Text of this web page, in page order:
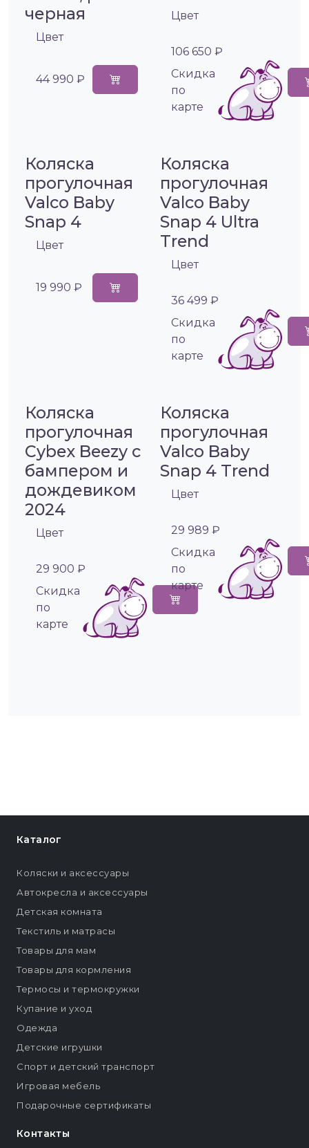
черная
Цвет
44 990 ₽
Цвет
106 650 ₽
Cкидка
по
карте
Коляска
прогулочная
Valco Baby
Snap 4
Цвет
19 990 ₽
Коляска
прогулочная
Valco Baby
Snap 4 Ultra
Trend
Цвет
36 499 ₽
Cкидка
по
карте
Коляска
прогулочная
Cybex Beezy с
бампером и
дождевиком
2024
Цвет
29 900 ₽
Cкидка
по
карте
Коляска
прогулочная
Valco Baby
Snap 4 Trend
Цвет
29 989 ₽
Cкидка
по
карте
Контакты
Каталог
Коляски и аксессуары
Автокресла и аксессуары
Детская комната
Текстиль и матрасы
Товары для мам
Товары для кормления
Термосы и термокружки
Купание и уход
Одежда
Детские игрушки
Спорт и детский транспорт
Игровая мебель
Подарочные сертификаты